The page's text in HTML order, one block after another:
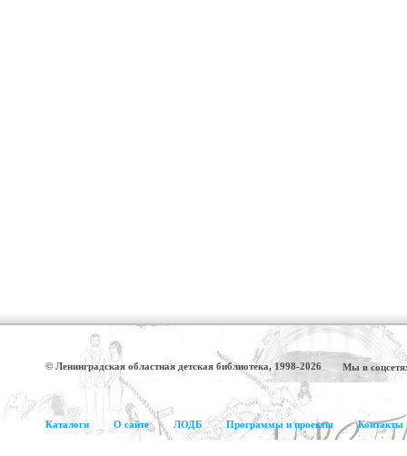
© Ленинградская областная детская библиотека, 1998-2026 Мы в
Каталоги О сайте ЛОДБ Программы и проекты Контакты